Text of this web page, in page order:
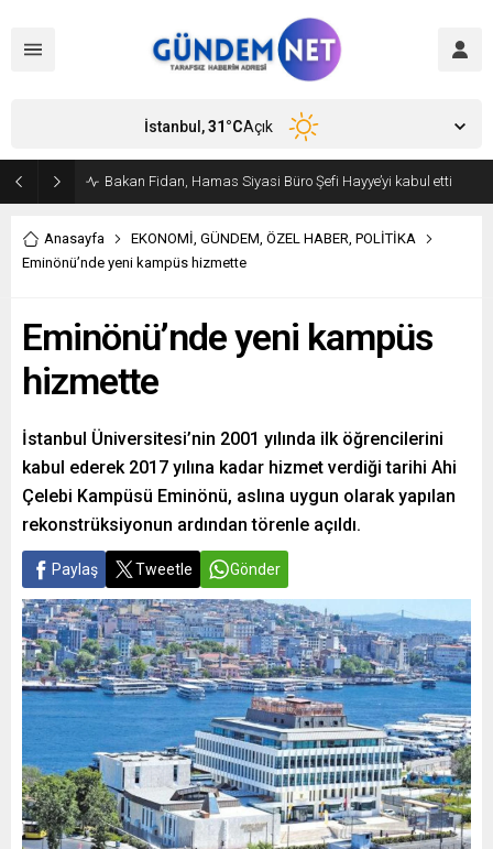
Amasya Belediye Başkanı Sevindi CHP’den istifa etti
İstanbul,31°CAçık
Anasayfa EKONOMİ, GÜNDEM, ÖZEL HABER, POLİTİKA
Eminönü’nde yeni kampüs hizmette
Eminönü’nde yeni kampüs
hizmette
İstanbul Üniversitesi’nin 2001 yılında ilk öğrencilerini
kabul ederek 2017 yılına kadar hizmet verdiği tarihi Ahi
Çelebi Kampüsü Eminönü, aslına uygun olarak yapılan
rekonstrüksiyonun ardından törenle açıldı.
Paylaş Tweetle Gönder